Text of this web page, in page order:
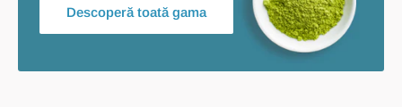
Descoperă toată gama